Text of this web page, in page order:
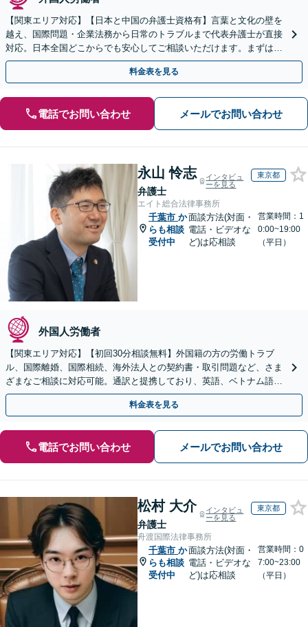
【関東エリア対応】【日本と中国の弁護士資格有】言葉と文化の壁を
越え、国際問題・企業法務から日常のトラブルまで代表弁護士が直接
対応。日本全国どこからでも安心してご相談いただけます。まずは一
歩を踏み出してみませんか。【初回相談無料】
料金表を見る
電話でお問い合わせ メールでお問い合わせ
永山 怜志
弁護士
インタビュ
ーを見る
東京都
エイト総合法律事務所
千葉市 か
らも相談
受付中
面談方法(対面・
電話・ビデオな
ど)は応相談
営業時間：1
0:00~19:00
（平日）
外国人労働者
【関東エリア対応】【初回30分相談無料】外国籍の方の労働トラブ
ル、国際離婚、国際相続、海外法人との契約書・取引問題など、さま
ざまなご相談に対応可能。通訳と提携しており、英語、ベトナム語、
中国語、タイ語等対応可能です（通訳料別途）。
料金表を見る
電話でお問い合わせ メールでお問い合わせ
松村 大介
弁護士
インタビュ
ーを見る
東京都
舟渡国際法律事務所
千葉市 か
らも相談
受付中
面談方法(対面・
電話・ビデオな
ど)は応相談
営業時間：0
7:00~23:00
（平日）